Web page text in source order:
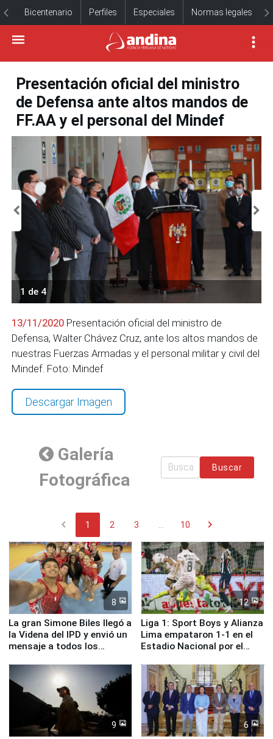
Bicentenario Perfiles Especiales Normas legales
Presentación oficial del ministro
de Defensa ante altos mandos de
FF.AA y el personal del Mindef
1 de 4
13/11/2020 Presentación oficial del ministro de
Defensa, Walter Chávez Cruz, ante los altos mandos de
nuestras Fuerzas Armadas y el personal militar y civil del
Mindef. Foto: Mindef
Descargar Imagen
Galería
Fotográfica
Buscar
chevron_left 1 2 3 10 chevron_right
8
La gran Simone Biles llegó a
la Videna del IPD y envió un
mensaje a todos los
12
Liga 1: Sport Boys y Alianza
Lima empataron 1-1 en el
Estadio Nacional por el
9 6